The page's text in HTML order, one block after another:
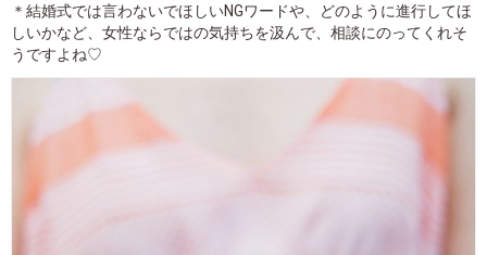
＊結婚式では言わないでほしいNGワードや、どのように進行してほ
しいかなど、女性ならではの気持ちを汲んで、相談にのってくれそ
うですよね♡